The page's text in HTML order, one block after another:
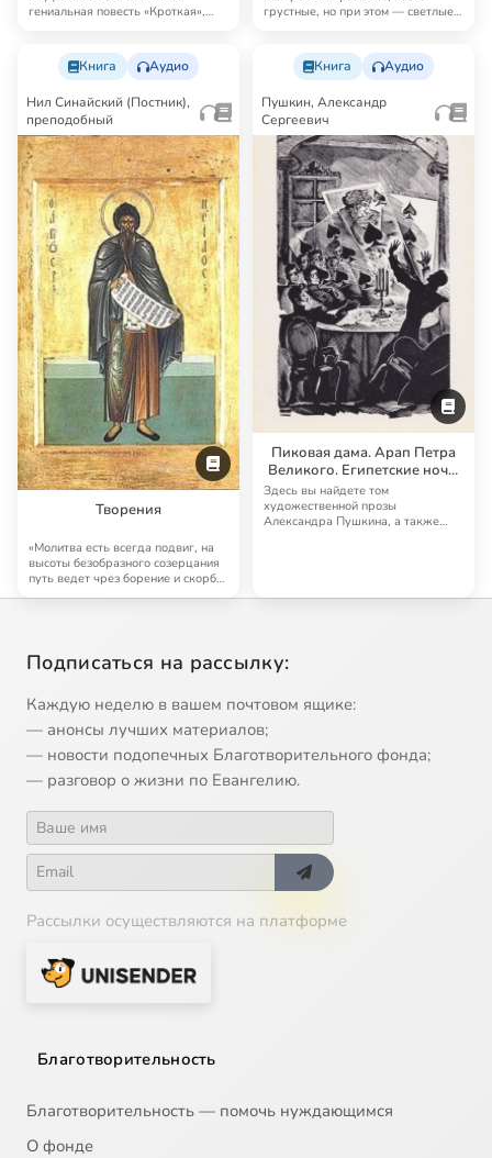
гениальная повесть «Кроткая»,
грустные, но при этом — светлые,
Книга Аудио
Нил Синайский (Постник),
преподобный
Творения
«Молитва есть всегда подвиг, на
высоты безобразного созерцания
путь ведет чрез борение и скорбь;
Книга Аудио
Пушкин, Александр
Сергеевич
Пиковая дама. Арап Петра
Великого. Египетские ночи.
Путешествие в Арзрум.
Другая художественная
проза
Здесь вы найдете том
художественной прозы
Александра Пушкина, а также
Подписаться на рассылку:
Каждую неделю в вашем почтовом ящике:
— анонсы лучших материалов;
— новости подопечных Благотворительного фонда;
— разговор о жизни по Евангелию.
Рассылки осуществляются на платформе
Благотворительность
Благотворительность — помочь нуждающимся
О фонде